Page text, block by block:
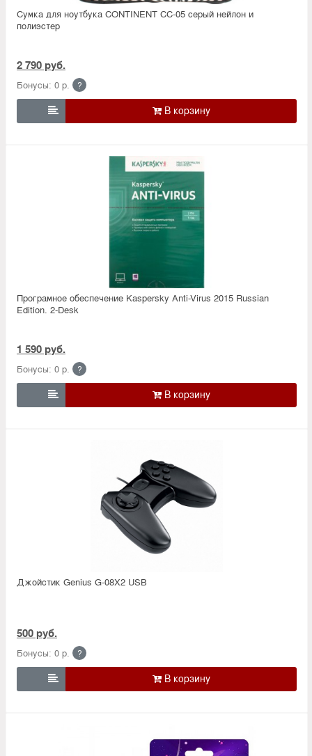
Сумка для ноутбука CONTINENT CC-05 серый нейлон и
полиэстер
2 790 руб.
Бонусы: 0 р. ?

Програмное обеспечение Kaspersky Anti-Virus 2015 Russian
Edition. 2-Desk
1 590 руб.
Бонусы: 0 р. ?

Джойстик Genius G-08X2 USB
500 руб.
Бонусы: 0 р. ?
